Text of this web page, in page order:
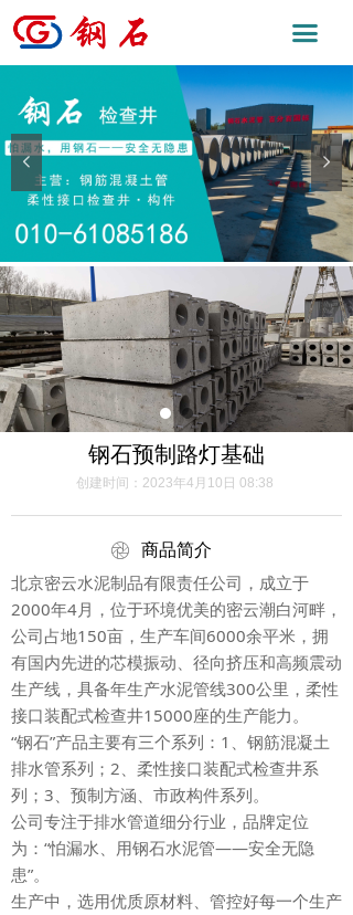
넳 넲
끀
钢石预制路灯基础
商品简介
创建时间： 2023年4月10日 08:38
北京密云水泥制品有限责任公司，成立于
2000年4月，位于环境优美的密云潮白河畔，
公司占地150亩，生产车间6000余平米，拥
有国内先进的芯模振动、径向挤压和高频震动
生产线，具备年生产水泥管线300公里，柔性
接口装配式检查井15000座的生产能力。
“钢石”产品主要有三个系列：1、钢筋混凝土
排水管系列；2、柔性接口装配式检查井系
列；3、预制方涵、市政构件系列。
公司专注于排水管道细分行业，品牌定位
为：“怕漏水、用钢石水泥管——安全无隐
患”。
生产中，选用优质原材料、管控好每一个生产
ꁵ